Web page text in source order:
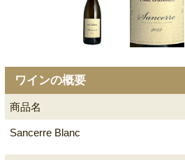
ワインの概要
商品名
Sancerre Blanc